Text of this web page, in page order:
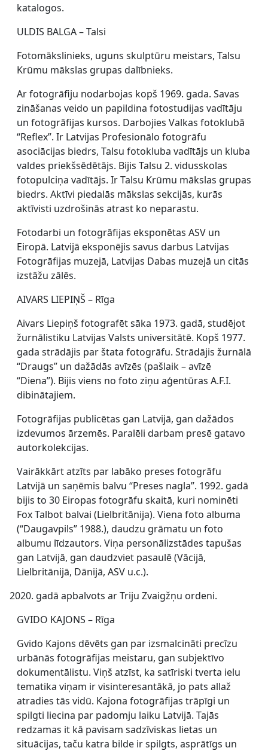
katalogos.
ULDIS BALGA – Talsi
Fotomākslinieks, uguns skulptūru meistars, Talsu
Krūmu mākslas grupas dalībnieks.
Ar fotogrāfiju nodarbojas kopš 1969. gada. Savas
zināšanas veido un papildina fotostudijas vadītāju
un fotogrāfijas kursos. Darbojies Valkas fotoklubā
“Reflex”. Ir Latvijas Profesionālo fotogrāfu
asociācijas biedrs, Talsu fotokluba vadītājs un kluba
valdes priekšsēdētājs. Bijis Talsu 2. vidusskolas
fotopulciņa vadītājs. Ir Talsu Krūmu mākslas grupas
biedrs. Aktīvi piedalās mākslas sekcijās, kurās
aktīvisti uzdrošinās atrast ko neparastu.
Fotodarbi un fotogrāfijas eksponētas ASV un
Eiropā. Latvijā eksponējis savus darbus Latvijas
Fotogrāfijas muzejā, Latvijas Dabas muzejā un citās
izstāžu zālēs.
AIVARS LIEPIŅŠ – Rīga
Aivars Liepiņš fotografēt sāka 1973. gadā, studējot
žurnālistiku Latvijas Valsts universitātē. Kopš 1977.
gada strādājis par štata fotogrāfu. Strādājis žurnālā
“Draugs” un dažādās avīzēs (pašlaik – avīzē
“Diena”). Bijis viens no foto ziņu aģentūras A.F.I.
dibinātajiem.
Fotogrāfijas publicētas gan Latvijā, gan dažādos
izdevumos ārzemēs. Paralēli darbam presē gatavo
autorkolekcijas.
Vairākkārt atzīts par labāko preses fotogrāfu
Latvijā un saņēmis balvu “Preses nagla”. 1992. gadā
bijis to 30 Eiropas fotogrāfu skaitā, kuri nominēti
Fox Talbot balvai (Lielbritānija). Viena foto albuma
(“Daugavpils” 1988.), daudzu grāmatu un foto
albumu līdzautors. Viņa personālizstādes tapušas
gan Latvijā, gan daudzviet pasaulē (Vācijā,
Lielbritānijā, Dānijā, ASV u.c.).
gadā apbalvots ar Triju Zvaigžņu ordeni.
GVIDO KAJONS – Rīga
Gvido Kajons dēvēts gan par izsmalcināti precīzu
urbānās fotogrāfijas meistaru, gan subjektīvo
dokumentālistu. Viņš atzīst, ka satīriski tverta ielu
tematika viņam ir visinteresantākā, jo pats allaž
atradies tās vidū. Kajona fotogrāfijas trāpīgi un
spilgti liecina par padomju laiku Latvijā. Tajās
redzamas it kā pavisam sadzīviskas lietas un
situācijas, taču katra bilde ir spilgts, asprātīgs un